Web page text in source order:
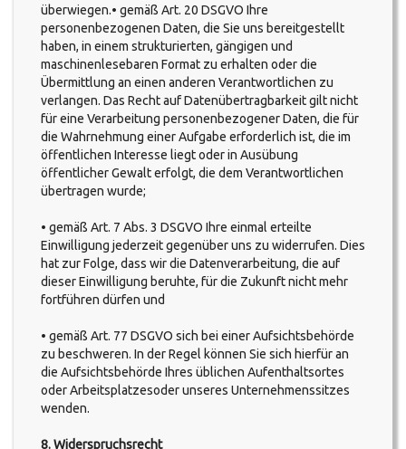
überwiegen.• gemäß Art. 20 DSGVO Ihre
personenbezogenen Daten, die Sie uns bereitgestellt
haben, in einem strukturierten, gängigen und
maschinenlesebaren Format zu erhalten oder die
Übermittlung an einen anderen Verantwortlichen zu
verlangen. Das Recht auf Datenübertragbarkeit gilt nicht
für eine Verarbeitung personenbezogener Daten, die für
die Wahrnehmung einer Aufgabe erforderlich ist, die im
öffentlichen Interesse liegt oder in Ausübung
öffentlicher Gewalt erfolgt, die dem Verantwortlichen
übertragen wurde;
• gemäß Art. 7 Abs. 3 DSGVO Ihre einmal erteilte
Einwilligung jederzeit gegenüber uns zu widerrufen. Dies
hat zur Folge, dass wir die Datenverarbeitung, die auf
dieser Einwilligung beruhte, für die Zukunft nicht mehr
fortführen dürfen und
• gemäß Art. 77 DSGVO sich bei einer Aufsichtsbehörde
zu beschweren. In der Regel können Sie sich hierfür an
die Aufsichtsbehörde Ihres üblichen Aufenthaltsortes
oder Arbeitsplatzesoder unseres Unternehmenssitzes
wenden.
8. Widerspruchsrecht